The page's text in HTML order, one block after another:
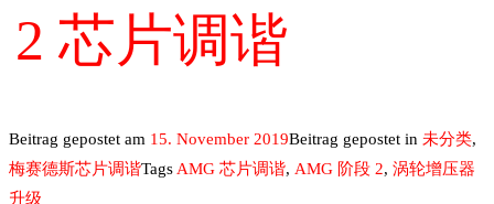
2 芯片调谐
Beitrag gepostet am 15. November 2019Beitrag gepostet in 未分类,
梅赛德斯芯片调谐Tags AMG 芯片调谐, AMG 阶段 2, 涡轮增压器
升级